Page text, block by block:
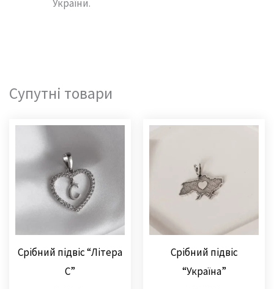
України.
Супутні товари
Срібний підвіс “Літера
С”
Срібний підвіс
“Україна”